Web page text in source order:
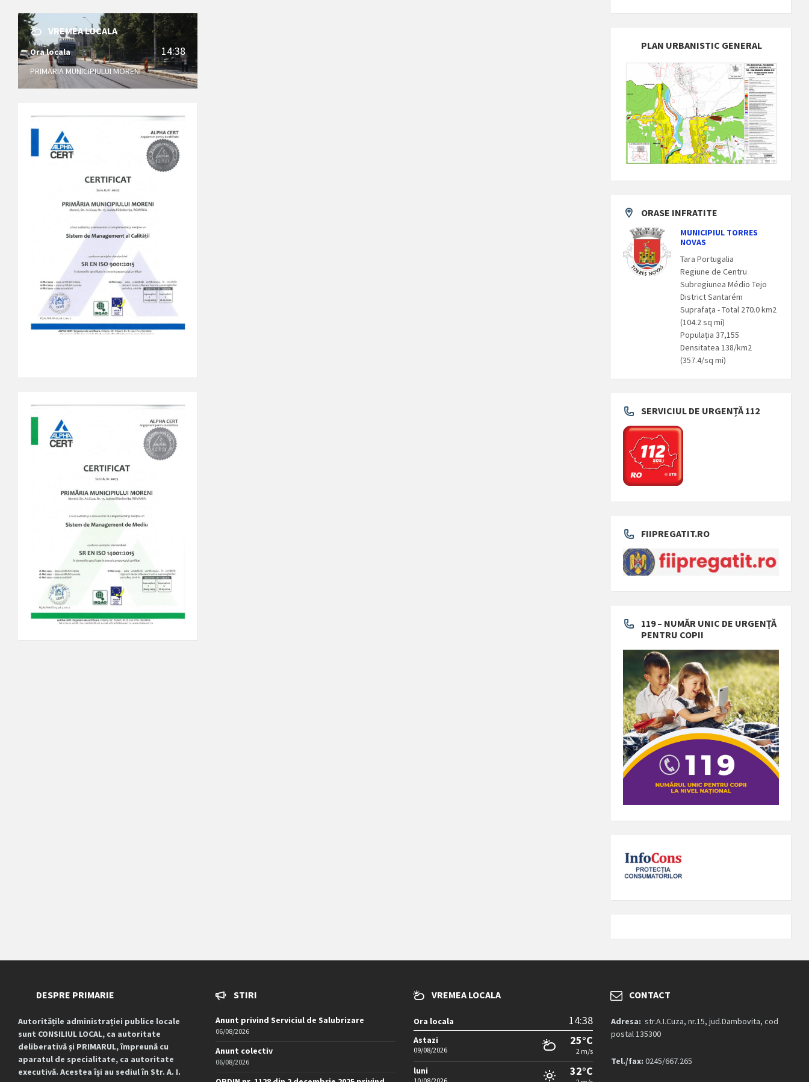
VREMEA LOCALA
Ora locala 14:38
PRIMARIA MUNICIPIULUI MORENI
PLAN URBANISTIC GENERAL
ORASE INFRATITE
MUNICIPIUL TORRES
NOVAS
Tara Portugalia
Regiune de Centru
Subregiunea Médio Tejo
District Santarém
Suprafaţa - Total 270.0 km2
(104.2 sq mi)
Populaţia 37,155
Densitatea 138/km2
(357.4/sq mi)
SERVICIUL DE URGENȚĂ 112
FIIPREGATIT.RO
119 – NUMĂR UNIC DE URGENȚĂ
PENTRU COPII
DESPRE PRIMARIE
Autoritățile administrației publice locale
sunt CONSILIUL LOCAL, ca autoritate
deliberativă și PRIMARUL, împreună cu
aparatul de specialitate, ca autoritate
executivă. Acestea își au sediul în Str. A. I.
STIRI
Anunt privind Serviciul de Salubrizare
06/08/2026
Anunt colectiv
06/08/2026
VREMEA LOCALA
Ora locala 14:38
Astazi
09/08/2026
25°C
2 m/s
luni 32°C
CONTACT
Adresa: str.A.I.Cuza, nr.15, jud.Dambovita, cod
postal 135300
Tel./fax: 0245/667.265